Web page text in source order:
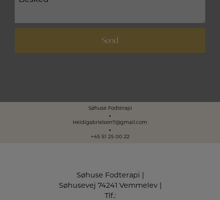
Søhuse Fodterapi
Heidigabrielsen7@gmail.com
+45 51 25 00 22
Søhuse Fodterapi
Søhusevej 74241 Vemmelev
Tlf.: